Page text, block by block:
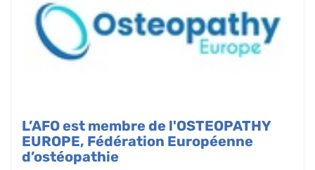
L’AFO est membre de l'OSTEOPATHY
EUROPE, Fédération Européenne
d’ostéopathie